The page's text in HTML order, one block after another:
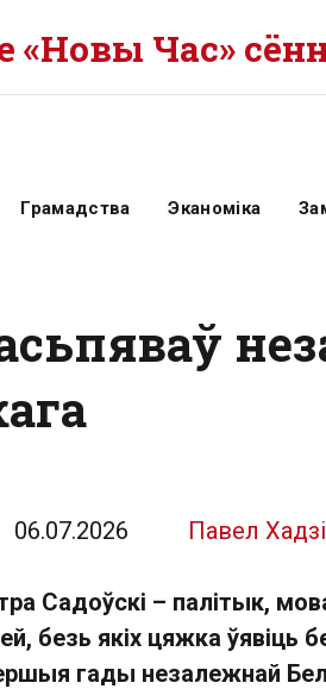
Час»
Грамадства Эканоміка
06.07.2026 Павел
Садоўскі – палітык,
безь якіх цяжка ўявіць
гады незалежнай